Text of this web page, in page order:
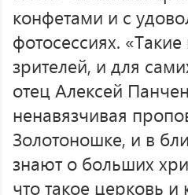
конфетами и с
фотосессиях.
зрителей, и для
отец Алексей
ненавязчивая
Золотоношке, и в
знают о больших
что такое церковь и